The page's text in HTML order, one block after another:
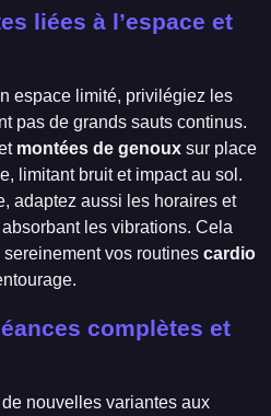
liées à l’espace et
espace limité, privilégiez les
pas de grands sauts continus.
montées de genoux sur place
limitant bruit et impact au sol.
adaptez aussi les horaires et
les vibrations. Cela
vos routines cardio
complètes et
nouvelles variantes aux